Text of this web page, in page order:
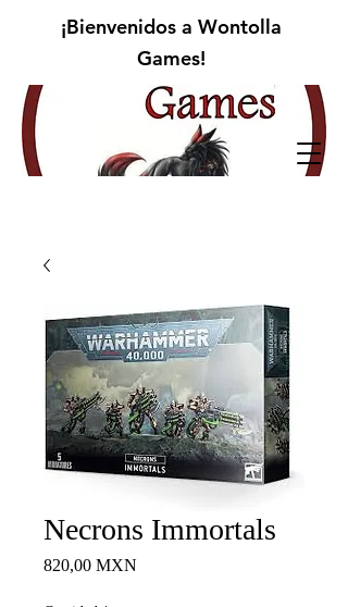
¡Bienvenidos a Wontolla
Games!
Necrons Immortals
820,00 MXN